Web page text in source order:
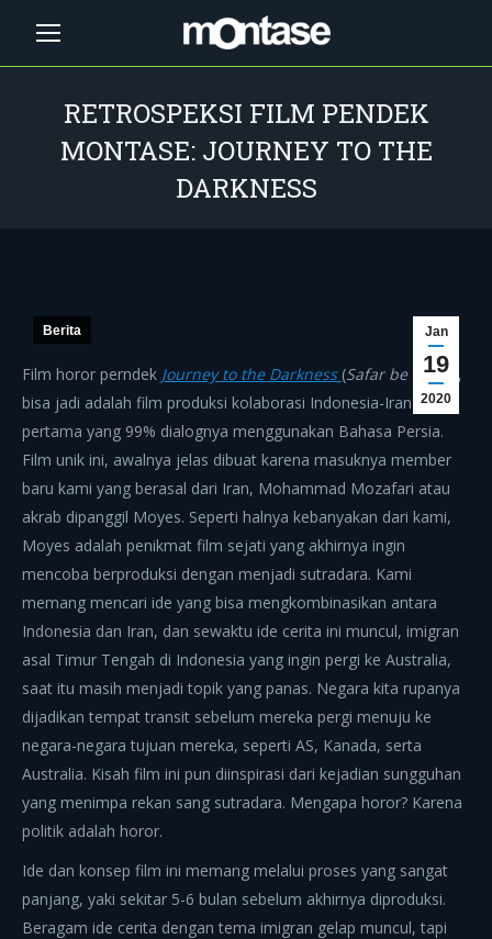
RETROSPEKSI FILM PENDEK
MONTASE: JOURNEY TO THE
DARKNESS
Jan
19
2020
Berita
Film horor perndek Journey to the Darkness (Safar be Tariki ),
bisa jadi adalah film produksi kolaborasi Indonesia-Iran
pertama yang 99% dialognya menggunakan Bahasa Persia.
Film unik ini, awalnya jelas dibuat karena masuknya member
baru kami yang berasal dari Iran, Mohammad Mozafari atau
akrab dipanggil Moyes. Seperti halnya kebanyakan dari kami,
Moyes adalah penikmat film sejati yang akhirnya ingin
mencoba berproduksi dengan menjadi sutradara. Kami
memang mencari ide yang bisa mengkombinasikan antara
Indonesia dan Iran, dan sewaktu ide cerita ini muncul, imigran
asal Timur Tengah di Indonesia yang ingin pergi ke Australia,
saat itu masih menjadi topik yang panas. Negara kita rupanya
dijadikan tempat transit sebelum mereka pergi menuju ke
negara-negara tujuan mereka, seperti AS, Kanada, serta
Australia. Kisah film ini pun diinspirasi dari kejadian sungguhan
yang menimpa rekan sang sutradara. Mengapa horor? Karena
politik adalah horor.
Ide dan konsep film ini memang melalui proses yang sangat
panjang, yaki sekitar 5-6 bulan sebelum akhirnya diproduksi.
Beragam ide cerita dengan tema imigran gelap muncul, tapi